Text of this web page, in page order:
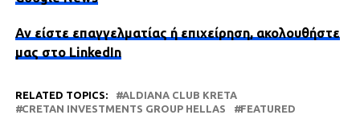
Αν είστε επαγγελματίας ή επιχείρηση, ακολουθήστε
μας στο LinkedIn
RELATED TOPICS:
ALDIANA CLUB KRETA
CRETAN INVESTMENTS GROUP HELLAS
FEATURED